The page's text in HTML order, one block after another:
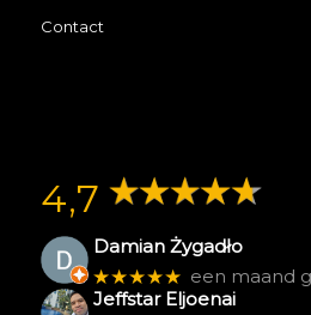
Contact
4,7
Damian Żygadło
★★★★★ een maand
Jeffstar Eljoenai